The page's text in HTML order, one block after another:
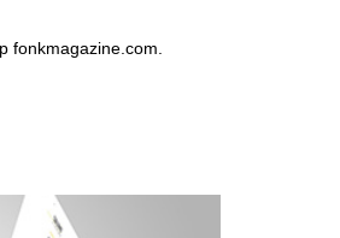
fonkmagazine.com.